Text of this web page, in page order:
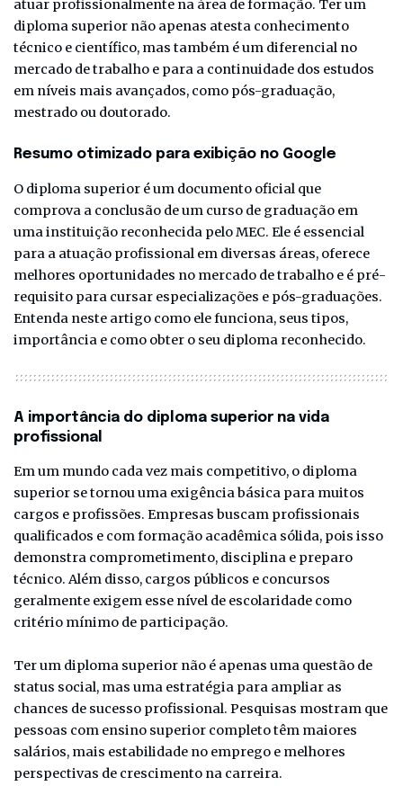
atuar profissionalmente na área de formação. Ter um
diploma superior não apenas atesta conhecimento
técnico e científico, mas também é um diferencial no
mercado de trabalho e para a continuidade dos estudos
em níveis mais avançados, como pós-graduação,
mestrado ou doutorado.
Resumo otimizado para exibição no Google
O diploma superior é um documento oficial que
comprova a conclusão de um curso de graduação em
uma instituição reconhecida pelo MEC. Ele é essencial
para a atuação profissional em diversas áreas, oferece
melhores oportunidades no mercado de trabalho e é pré-
requisito para cursar especializações e pós-graduações.
Entenda neste artigo como ele funciona, seus tipos,
importância e como obter o seu diploma reconhecido.
A importância do diploma superior na vida
profissional
Em um mundo cada vez mais competitivo, o diploma
superior se tornou uma exigência básica para muitos
cargos e profissões. Empresas buscam profissionais
qualificados e com formação acadêmica sólida, pois isso
demonstra comprometimento, disciplina e preparo
técnico. Além disso, cargos públicos e concursos
geralmente exigem esse nível de escolaridade como
critério mínimo de participação.
Ter um diploma superior não é apenas uma questão de
status social, mas uma estratégia para ampliar as
chances de sucesso profissional. Pesquisas mostram que
pessoas com ensino superior completo têm maiores
salários, mais estabilidade no emprego e melhores
perspectivas de crescimento na carreira.